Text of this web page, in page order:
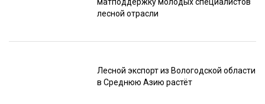
матподдержку молодых специалистов
лесной отрасли
Лесной экспорт из Вологодской области
в Среднюю Азию растёт